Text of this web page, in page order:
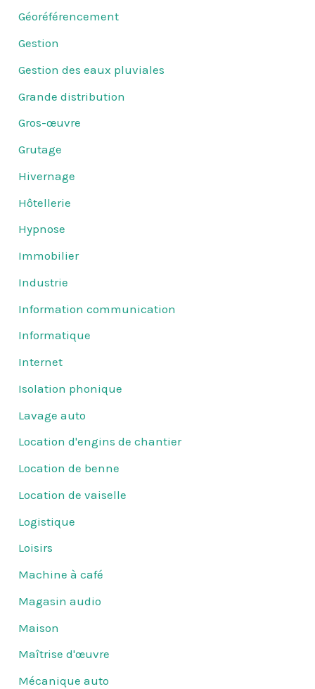
Géoréférencement
Gestion
Gestion des eaux pluviales
Grande distribution
Gros-œuvre
Grutage
Hivernage
Hôtellerie
Hypnose
Immobilier
Industrie
Information communication
Informatique
Internet
Isolation phonique
Lavage auto
Location d'engins de chantier
Location de benne
Location de vaiselle
Logistique
Loisirs
Machine à café
Magasin audio
Maison
Maîtrise d'œuvre
Mécanique auto